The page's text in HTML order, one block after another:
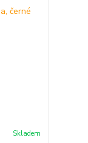
Skladem